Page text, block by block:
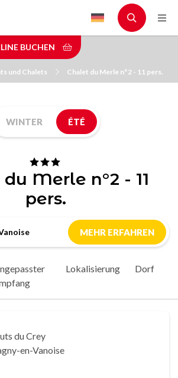
BUCHEN
und Chalets Chalet du Merle n°2 - 11 pers.
WINTER ÉTÉ
Merle n°2 - 11
pers.
MEHR ERFAHREN
Lokalisierung Dorf
du Crey
en-Vanoise